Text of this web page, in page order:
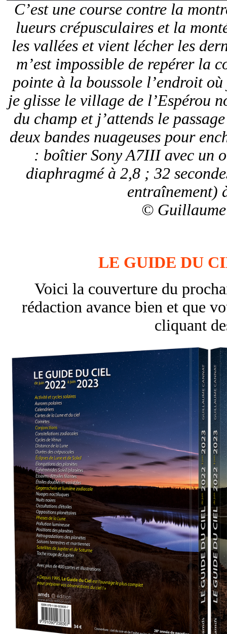
C’est une course contre la
lueurs crépusculaires et la
les vallées et vient lécher les
m’est impossible de repérer la
pointe à la boussole l’endroit
je glisse le village de l’Espérou
du champ et j’attends le
deux bandes nuageuses pour
: boîtier Sony A7III avec un
diaphragmé à 2,8 ; 32
entraînement)
©
LE GUIDE DU
Voici la couverture du
rédaction avance bien et que
cliquant